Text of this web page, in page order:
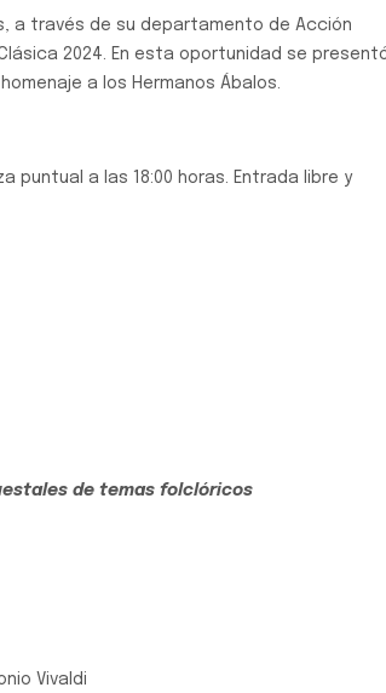
a través de su departamento de Acción
2024. En esta oportunidad se
a los Hermanos Ábalos.
puntual a las 18:00 horas. Entrada libre y
de temas folclóricos
Vivaldi